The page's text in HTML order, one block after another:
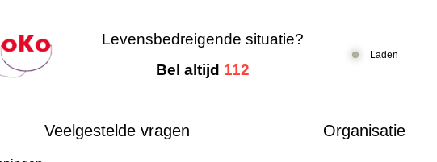
Levensbedreigende situatie?
Bel altijd 112
Laden
Veelgestelde vragen Organisatie